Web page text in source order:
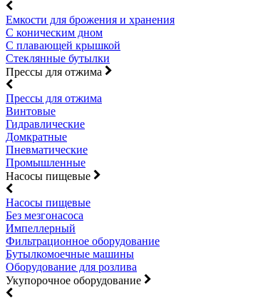
Емкости для брожения и хранения
С коническим дном
С плавающей крышкой
Стеклянные бутылки
Прессы для отжима
Прессы для отжима
Винтовые
Гидравлические
Домкратные
Пневматические
Промышленные
Насосы пищевые
Насосы пищевые
Без мезгонасоса
Импеллерный
Фильтрационное оборудование
Бутылкомоечные машины
Оборудование для розлива
Укупорочное оборудование